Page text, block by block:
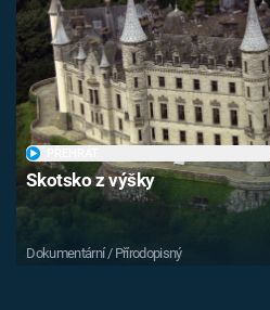
Skotsko z výšky
Dokumentární / Přírodopisný